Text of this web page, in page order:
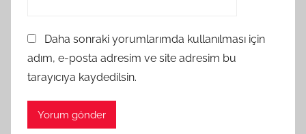
Daha sonraki yorumlarımda kullanılması için
adım, e-posta adresim ve site adresim bu
tarayıcıya kaydedilsin.